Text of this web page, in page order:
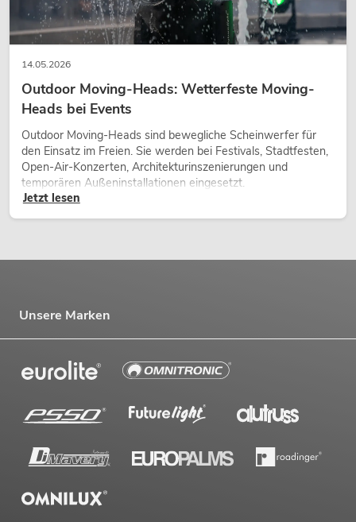
14.05.2026
Outdoor Moving-Heads: Wetterfeste Moving-
Heads bei Events
Outdoor Moving-Heads sind bewegliche Scheinwerfer für
den Einsatz im Freien. Sie werden bei Festivals, Stadtfesten,
Open-Air-Konzerten, Architekturinszenierungen und
temporären Außeninstallationen eingesetzt.
Jetzt lesen
Unsere Marken